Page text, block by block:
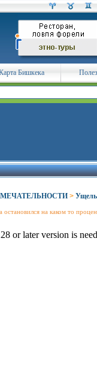
Бишкека
>
на каком то